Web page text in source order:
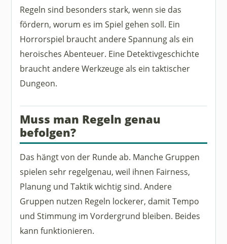
Regeln sind besonders stark, wenn sie das
fördern, worum es im Spiel gehen soll. Ein
Horrorspiel braucht andere Spannung als ein
heroisches Abenteuer. Eine Detektivgeschichte
braucht andere Werkzeuge als ein taktischer
Dungeon.
Muss man Regeln genau
befolgen?
Das hängt von der Runde ab. Manche Gruppen
spielen sehr regelgenau, weil ihnen Fairness,
Planung und Taktik wichtig sind. Andere
Gruppen nutzen Regeln lockerer, damit Tempo
und Stimmung im Vordergrund bleiben. Beides
kann funktionieren.